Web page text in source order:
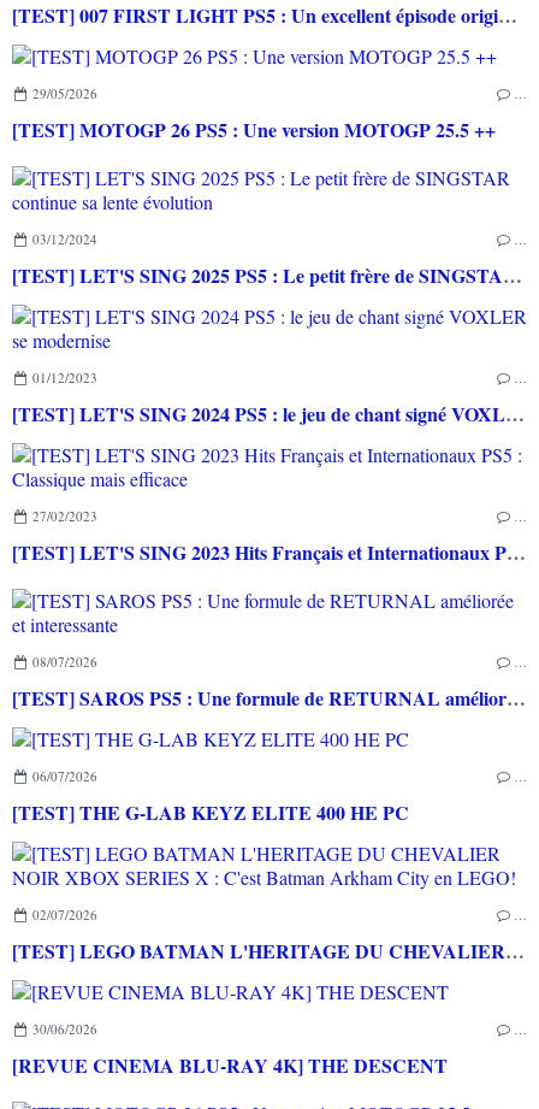
[TEST] 007 FIRST LIGHT PS5 : Un excellent épisode original de James Bond avec le savoir-faire de IO INTERACTIVE
29/05/2026 …
[TEST] MOTOGP 26 PS5 : Une version MOTOGP 25.5 ++
03/12/2024 …
[TEST] LET'S SING 2025 PS5 : Le petit frère de SINGSTAR continue sa lente évolution
01/12/2023 …
[TEST] LET'S SING 2024 PS5 : le jeu de chant signé VOXLER se modernise
27/02/2023 …
[TEST] LET'S SING 2023 Hits Français et Internationaux PS5 : Classique mais efficace
08/07/2026 …
[TEST] SAROS PS5 : Une formule de RETURNAL améliorée et interessante
06/07/2026 …
[TEST] THE G-LAB KEYZ ELITE 400 HE PC
02/07/2026 …
[TEST] LEGO BATMAN L'HERITAGE DU CHEVALIER NOIR XBOX SERIES X : C'est Batman Arkham City en LEGO!
30/06/2026 …
[REVUE CINEMA BLU-RAY 4K] THE DESCENT